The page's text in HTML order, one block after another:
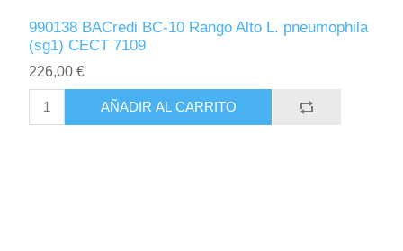
990138 BACredi BC-10 Rango Alto L. pneumophila
(sg1) CECT 7109
226,00 €
AÑADIR AL CARRITO